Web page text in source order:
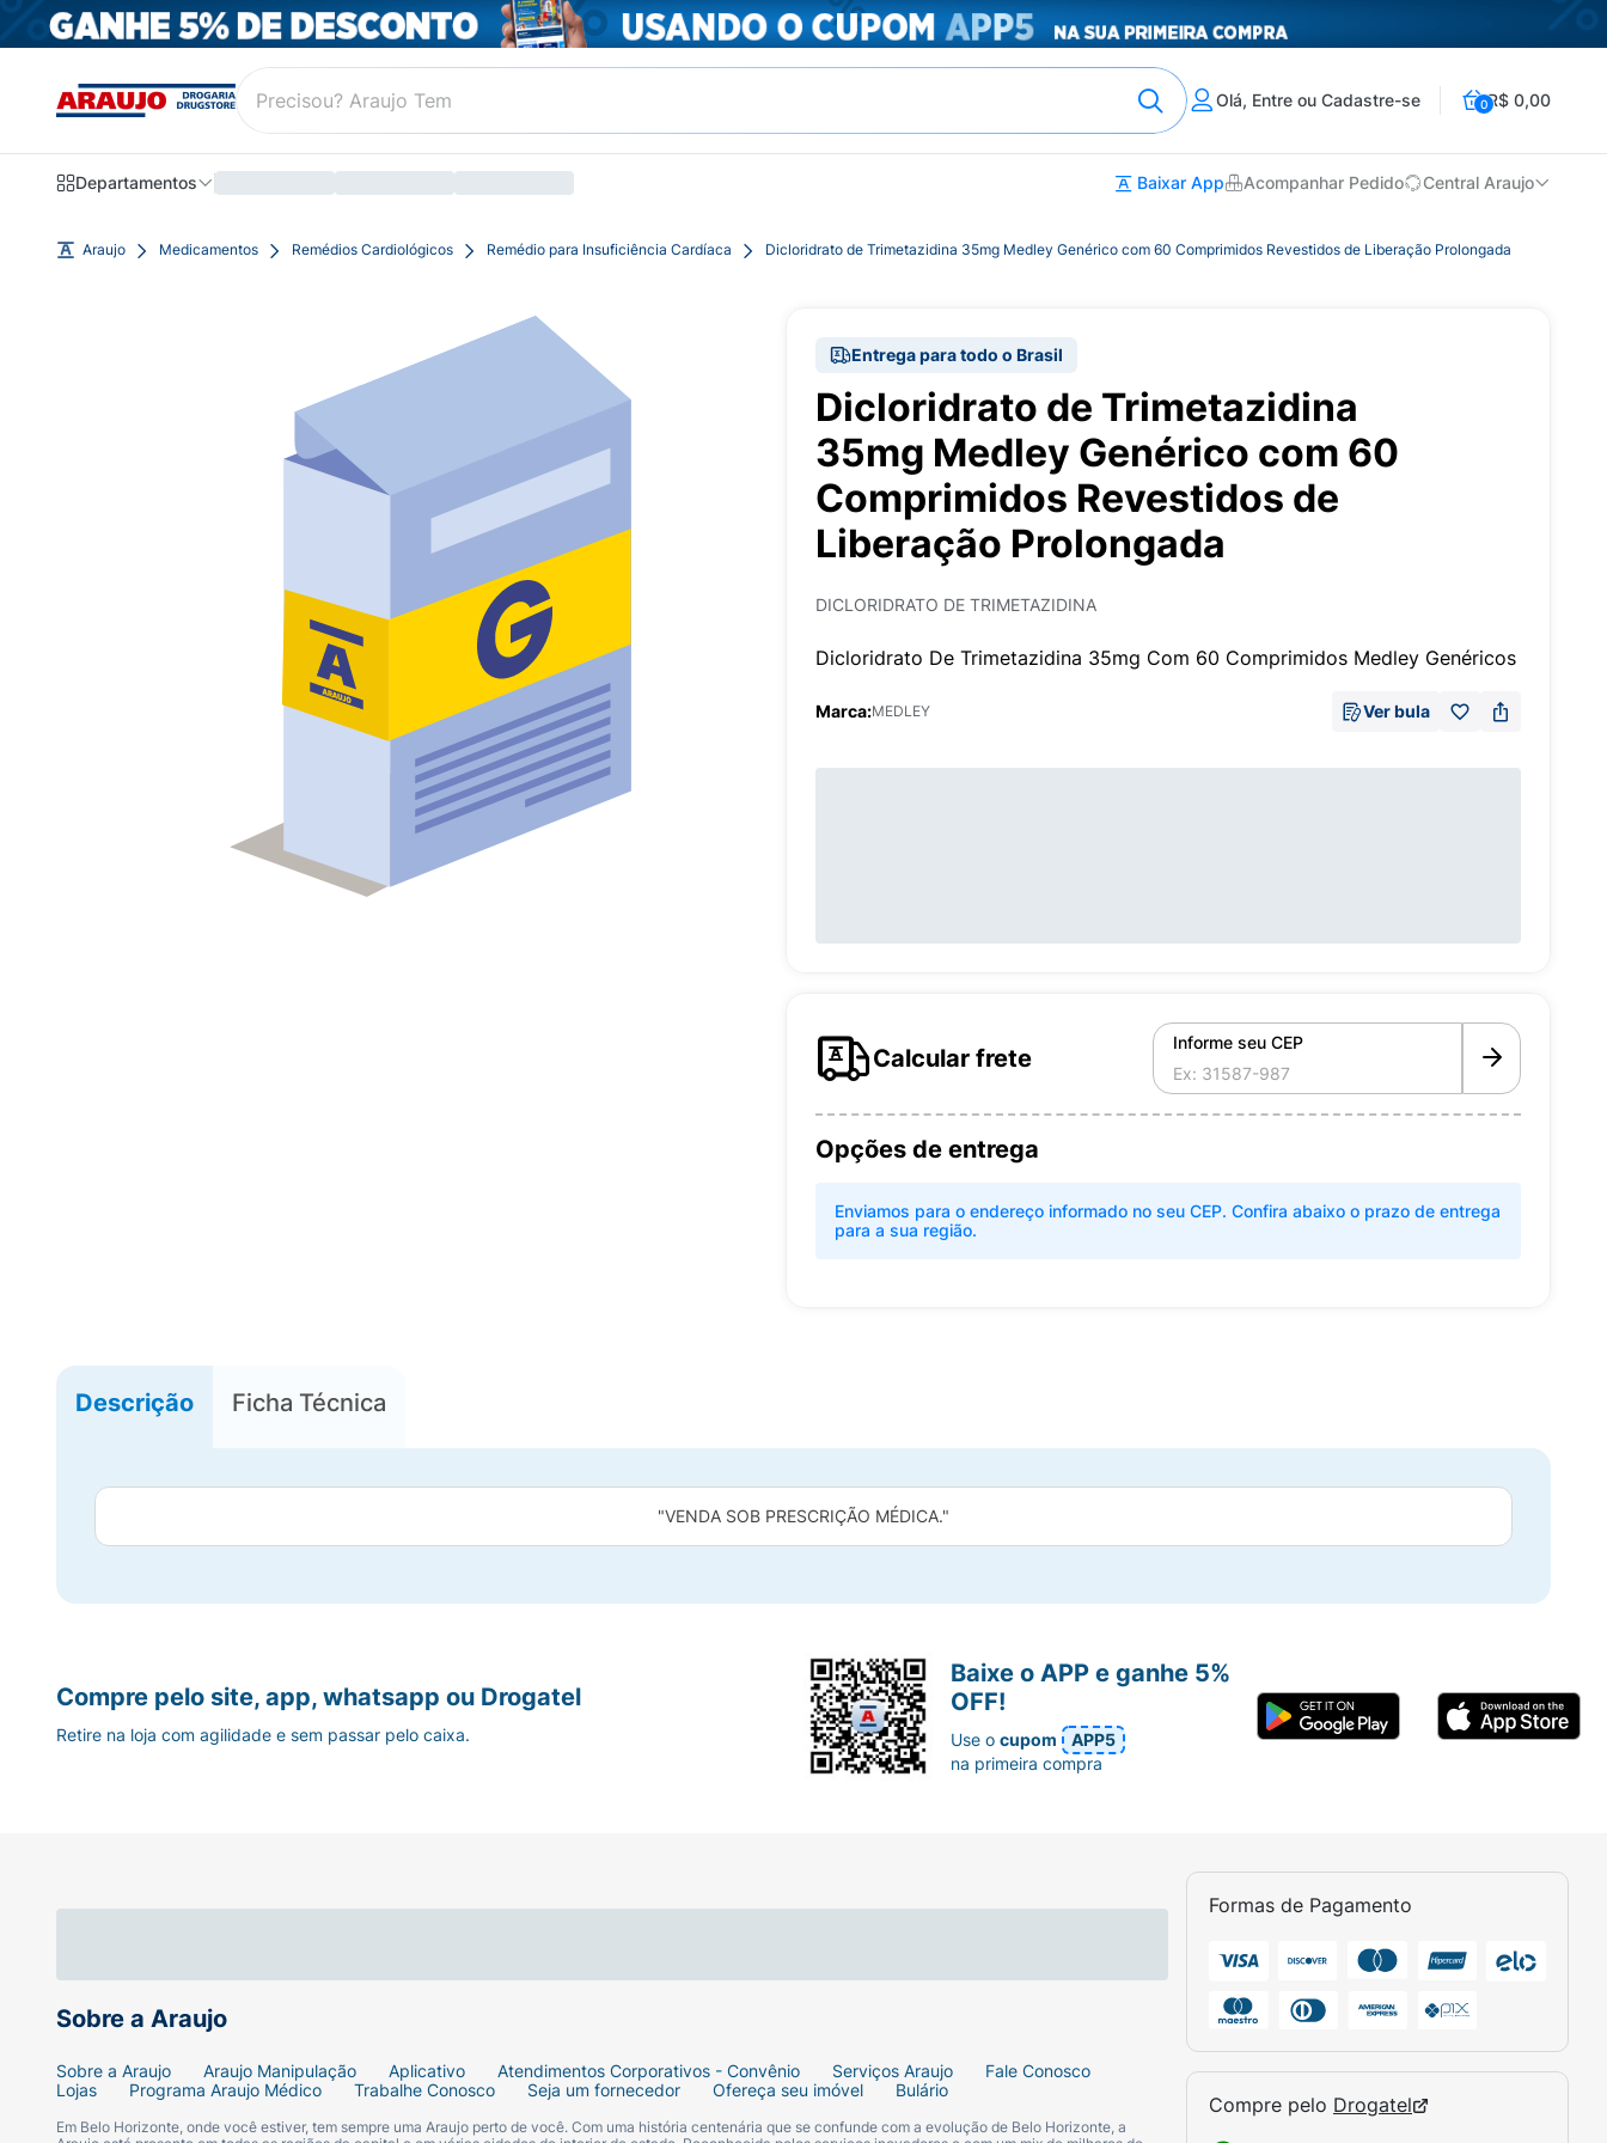
Olá, Entre ou Cadastre-se 0R$ 0,00
Departamentos Baixar App Acompanhar Pedido Central Araujo
Araujo Medicamentos Remédios Cardiológicos Remédio para Insuficiência Cardíaca Dicloridrato de Trimetazidina 35mg Medley Genérico com 60 Comprimidos Revestidos de Liberação Prolongada
Entrega para todo o Brasil
Dicloridrato de Trimetazidina
35mg Medley Genérico com 60
Comprimidos Revestidos de
Liberação Prolongada
DICLORIDRATO DE TRIMETAZIDINA
Dicloridrato De Trimetazidina 35mg Com 60 Comprimidos Medley Genéricos
Marca:MEDLEY Ver bula
Calcular frete
Informe seu CEP
Opções de entrega
Enviamos para o endereço informado no seu CEP. Confira abaixo o prazo de entrega
para a sua região.
Descrição Ficha Técnica
"VENDA SOB PRESCRIÇÃO MÉDICA."
Sobre a Araujo
Sobre a Araujo Araujo Manipulação Aplicativo Atendimentos Corporativos - Convênio Serviços Araujo
Fale Conosco
Lojas
Programa Araujo Médico Trabalhe Conosco Seja um fornecedor Ofereça seu imóvel Bulário
Em Belo Horizonte, onde você estiver, tem sempre uma Araujo perto de você. Com uma história centenária que se confunde com a evolução de Belo Horizonte, a
Formas de Pagamento
Compre pelo Drogatel
Compre pelo site, app, whatsapp ou Drogatel
Retire na loja com agilidade e sem passar pelo caixa.
Baixe o APP e ganhe 5%
OFF!
Use ocupom
APP5
na primeira compra